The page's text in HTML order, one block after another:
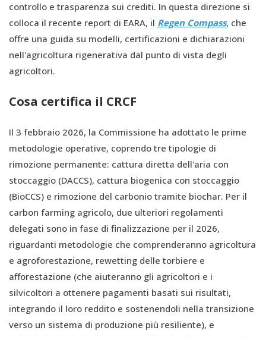
controllo e trasparenza sui crediti. In questa direzione si
colloca il recente report di EARA, il Regen Compass, che
offre una guida su modelli, certificazioni e dichiarazioni
nell'agricoltura rigenerativa dal punto di vista degli
agricoltori.
Cosa certifica il CRCF
Il 3 febbraio 2026, la Commissione ha adottato le prime
metodologie operative, coprendo tre tipologie di
rimozione permanente: cattura diretta dell'aria con
stoccaggio (DACCS), cattura biogenica con stoccaggio
(BioCCS) e rimozione del carbonio tramite biochar. Per il
carbon farming agricolo, due ulteriori regolamenti
delegati sono in fase di finalizzazione per il 2026,
riguardanti metodologie che comprenderanno agricoltura
e agroforestazione, rewetting delle torbiere e
afforestazione (che aiuteranno gli agricoltori e i
silvicoltori a ottenere pagamenti basati sui risultati,
integrando il loro reddito e sostenendoli nella transizione
verso un sistema di produzione più resiliente), e